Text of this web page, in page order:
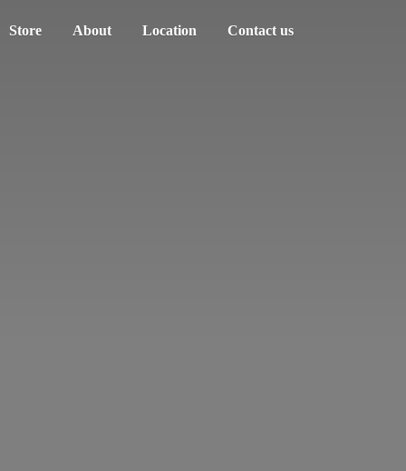
Store About Location Contact us